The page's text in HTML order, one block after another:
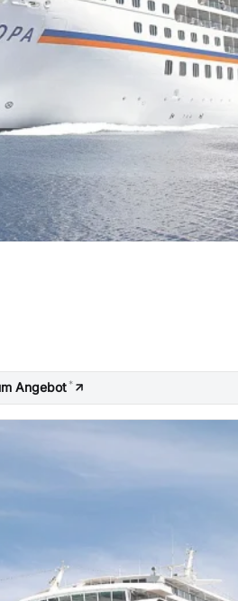
Angebot *